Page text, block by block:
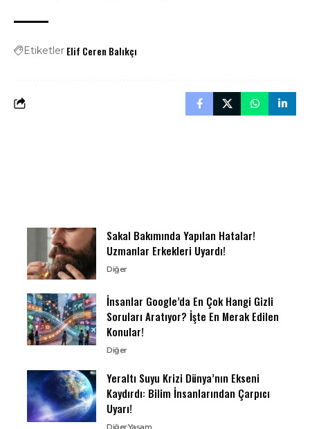
Etiketler Elif Ceren Balıkçı
Sakal Bakımında Yapılan Hatalar!
Uzmanlar Erkekleri Uyardı!
Diğer
İnsanlar Google’da En Çok Hangi Gizli
Soruları Aratıyor? İşte En Merak Edilen
Konular!
Diğer
Yeraltı Suyu Krizi Dünya’nın Ekseni
Kaydırdı: Bilim İnsanlarından Çarpıcı
Uyarı!
DiğerYaşam